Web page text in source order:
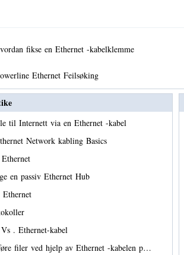
fikse en Ethernet -kabelklemme
Ethernet Feilsøking
til Internett via en Ethernet -kabel
Network kabling Basics
en passiv Ethernet Hub
. Ethernet-kabel
filer ved hjelp av Ethernet -kabelen p…